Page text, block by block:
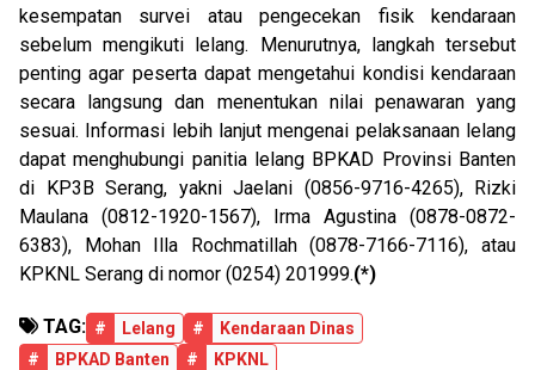
kesempatan survei atau pengecekan fisik kendaraan
sebelum mengikuti lelang. Menurutnya, langkah tersebut
penting agar peserta dapat mengetahui kondisi kendaraan
secara langsung dan menentukan nilai penawaran yang
sesuai. Informasi lebih lanjut mengenai pelaksanaan lelang
dapat menghubungi panitia lelang BPKAD Provinsi Banten
di KP3B Serang, yakni Jaelani (0856-9716-4265), Rizki
Maulana (0812-1920-1567), Irma Agustina (0878-0872-
6383), Mohan Illa Rochmatillah (0878-7166-7116), atau
KPKNL Serang di nomor (0254) 201999.(*)
TAG: # Lelang #
Kendaraan Dinas
#
BPKAD Banten # KPKNL